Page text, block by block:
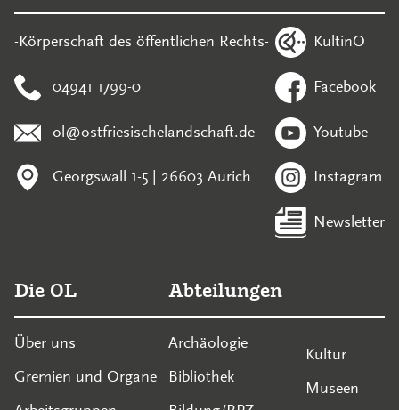
-Körperschaft des öffentlichen Rechts-
04941 1799-0
ol@ostfriesischelandschaft.de
Georgswall 1-5 | 26603 Aurich
KultinO
Facebook
Youtube
Instagram
Newsletter
Die OL
Über uns
Gremien und Organe
Abteilungen
Archäologie
Bibliothek
Kultur
Museen